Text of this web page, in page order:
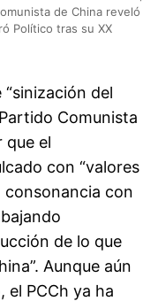
de China reveló
Político tras su XX
del
Comunista
que el
con “valores
consonancia con
de lo que
Aunque aún
PCCh ya ha